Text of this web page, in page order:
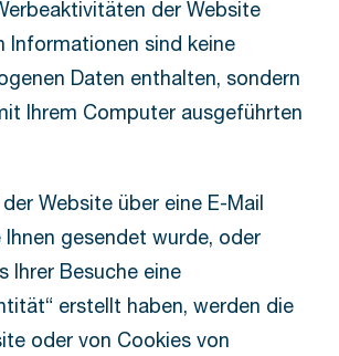
der Website
Informationen sind keine
Daten enthalten, sondern
Ihrem Computer ausgeführten
Website über eine E-Mail
Ihnen gesendet wurde, oder
Ihrer Besuche eine
erstellt haben, werden die
oder von Cookies von